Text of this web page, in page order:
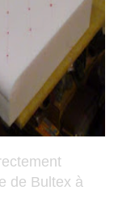
de Bultex à